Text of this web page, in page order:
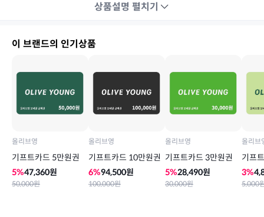
상품설명 펼치기
이 브랜드의 인기상품
올리브영
기프트카드 5만원권
5%47,360원
50,000원
올리브영
기프트카드 10만원권
6%94,500원
100,000원
올리브영
기프트카드 3만원권
5%28,490원
30,000원
올리브
기프
3%
5,000